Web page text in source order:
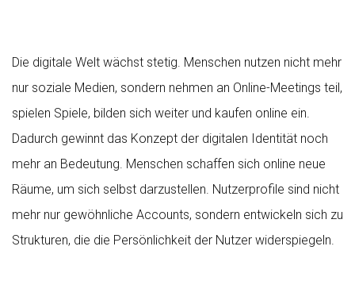
Die digitale Welt wächst stetig. Menschen nutzen nicht mehr
nur soziale Medien, sondern nehmen an Online-Meetings teil,
spielen Spiele, bilden sich weiter und kaufen online ein.
Dadurch gewinnt das Konzept der digitalen Identität noch
mehr an Bedeutung. Menschen schaffen sich online neue
Räume, um sich selbst darzustellen. Nutzerprofile sind nicht
mehr nur gewöhnliche Accounts, sondern entwickeln sich zu
Strukturen, die die Persönlichkeit der Nutzer widerspiegeln.